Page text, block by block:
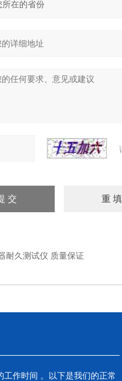
耐久测试仪 质量保证
作时间 。以下是我们的正常